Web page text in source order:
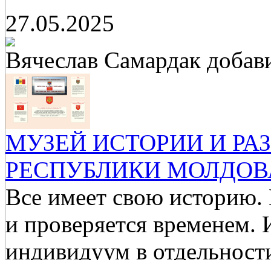
27.05.2025
Вячеслав Самардак
МУЗЕЙ ИСТОРИИ И
РЕСПУБЛИКИ
Все имеет свою историю.
и проверяется временем.
индивидуум в